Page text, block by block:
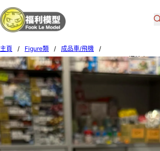
主頁 / Figure類 / 成品車/飛機
/
TAKARA TOMY TOMICA PREMIUM TOMICA 運輸車